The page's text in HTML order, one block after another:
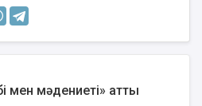
мен мәдениеті» атты